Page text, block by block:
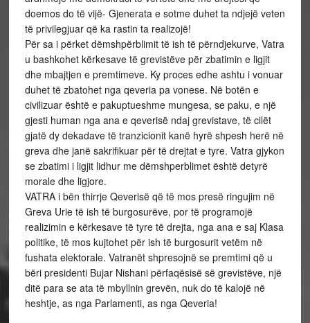
doemos do të vijë- Gjenerata e sotme duhet ta ndjejë veten
të privilegjuar që ka rastin ta realizojë!
Për sa i përket dëmshpërblimit të ish të përndjekurve, Vatra
u bashkohet kërkesave të grevistëve për zbatimin e ligjit
dhe mbajtjen e premtimeve. Ky proces edhe ashtu i vonuar
duhet të zbatohet nga qeveria pa vonese. Në botën e
civilizuar është e pakuptueshme mungesa, se paku, e një
gjesti human nga ana e qeverisë ndaj grevistave, të cilët
gjatë dy dekadave të tranzicionit kanë hyrë shpesh herë në
greva dhe janë sakrifikuar për të drejtat e tyre. Vatra gjykon
se zbatimi i ligjit lidhur me dëmshperblimet është detyrë
morale dhe ligjore.
VATRA i bën thirrje Qeverisë që të mos presë ringujim në
Greva Urie të ish të burgosurëve, por të programojë
realizimin e kërkesave të tyre të drejta, nga ana e saj Klasa
politike, të mos kujtohet për ish të burgosurit vetëm në
fushata elektorale. Vatranët shpresojnë se premtimi që u
bëri presidenti Bujar Nishani përfaqësisë së grevistëve, një
ditë para se ata të mbyllnin grevën, nuk do të kalojë në
heshtje, as nga Parlamenti, as nga Qeveria!